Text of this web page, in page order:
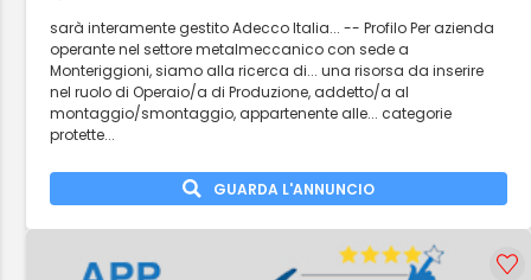
sarà interamente gestito Adecco Italia... -- Profilo Per azienda
operante nel settore metalmeccanico con sede a
Monteriggioni, siamo alla ricerca di... una risorsa da inserire
nel ruolo di Operaio/a di Produzione, addetto/a al
montaggio/smontaggio, appartenente alle... categorie
protette...
GUARDA L'ANNUNCIO